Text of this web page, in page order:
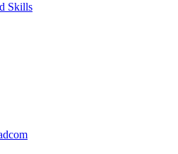
Skills